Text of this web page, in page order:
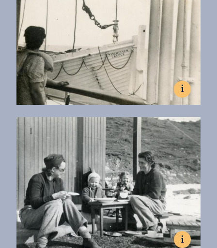
La familia Szychowski.
Fot. colección de la familia Szychowski
i
Październik 1948, miejsce nieznane.
Rejs statkiem Winchester Castle z portu Southampton do
Buenos Aires.
Fot. kolekcja Anny Jeżewskiej
Al borde del barco Winchester Castle, de Southampton a
Buenos Aires.
Fot. colección de Anna Jeżewska
i